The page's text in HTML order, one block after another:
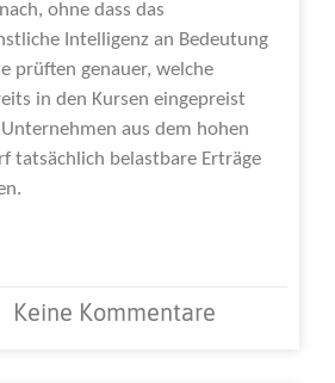
ohne dass das
Intelligenz an Bedeutung
prüften genauer, welche
in den Kursen eingepreist
aus dem hohen
tatsächlich belastbare Erträge
Keine Kommentare